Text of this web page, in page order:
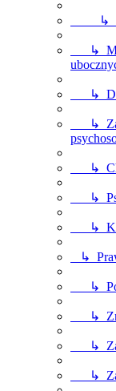
↳
↳
↳
↳
↳
↳
↳
↳
↳
↳
↳
↳